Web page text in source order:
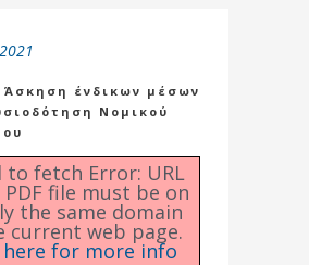
Άσκηση ένδικων μέσων
Νομικού
to fetch Error: URL
file must be on
the same domain
current web page.
here for more info